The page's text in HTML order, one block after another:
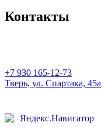
Контакты
+7 930 165-12-73
Тверь, ул. Спартака, 45а
Яндекс.Навигатор